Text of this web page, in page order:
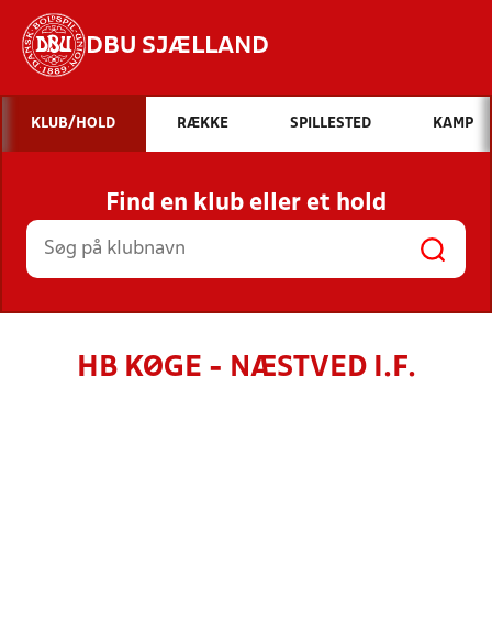
DBU SJÆLLAND
Hvad vil du søge efter?
INDHOLD OG NYHEDER
STILLINGER, RESULTATER, KLUBBER OG
HOLD
KLUB/HOLD RÆKKE SPILLESTED KAMP
Find en klub eller et hold
HB KØGE - NÆSTVED I.F.